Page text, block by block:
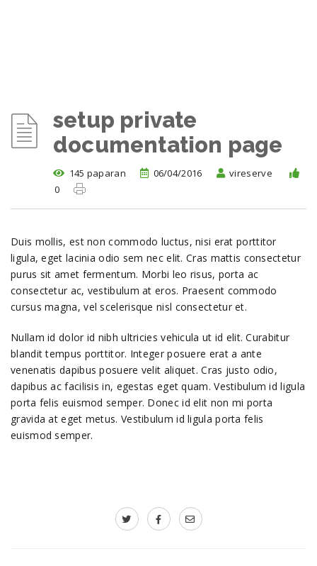
setup private
documentation page
145 paparan 06/04/2016
vireserve
0
Duis mollis, est non commodo luctus, nisi erat porttitor
ligula, eget lacinia odio sem nec elit. Cras mattis consectetur
purus sit amet fermentum. Morbi leo risus, porta ac
consectetur ac, vestibulum at eros. Praesent commodo
cursus magna, vel scelerisque nisl consectetur et.
Nullam id dolor id nibh ultricies vehicula ut id elit. Curabitur
blandit tempus porttitor. Integer posuere erat a ante
venenatis dapibus posuere velit aliquet. Cras justo odio,
dapibus ac facilisis in, egestas eget quam. Vestibulum id ligula
porta felis euismod semper. Donec id elit non mi porta
gravida at eget metus. Vestibulum id ligula porta felis
euismod semper.